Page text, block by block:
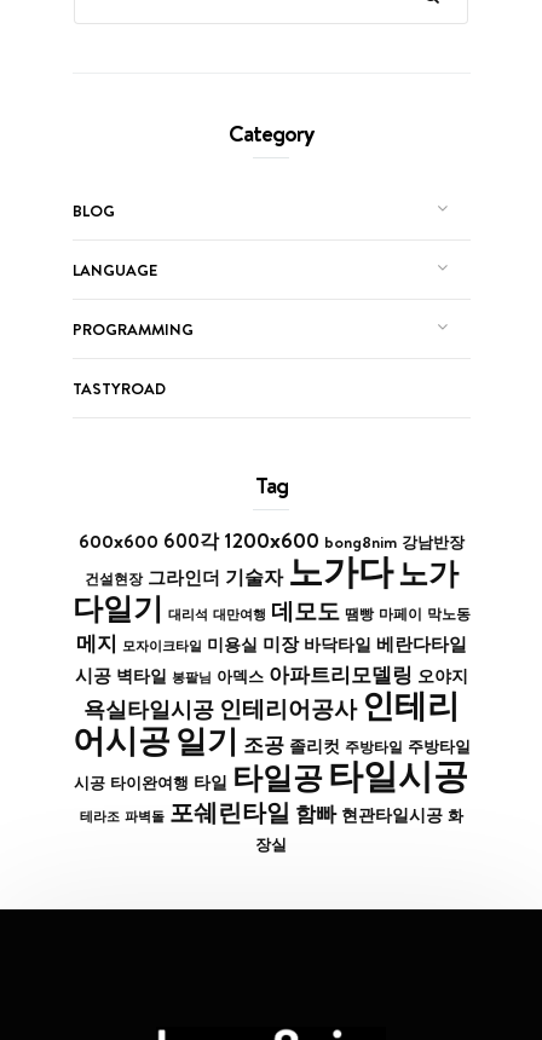
Category
BLOG
LANGUAGE
PROGRAMMING
TASTYROAD
Tag
600x600 600각 1200x600 bong8nim 강남반장
건설현장 그라인더 기술자 노가다노가
다일기 대리석 대만여행 데모도 땜빵 마페이 막노동
메지 모자이크타일 미용실 미장 바닥타일 베란다타일
시공 벽타일 봉팔님 아덱스 아파트리모델링 오야지
욕실타일시공 인테리어공사 인테리
어시공 일기 조공 졸리컷 주방타일 주방타일
시공 타이완여행 타일 타일공타일시공
테라조 파벽돌 포쉐린타일 함빠 현관타일시공 화
장실